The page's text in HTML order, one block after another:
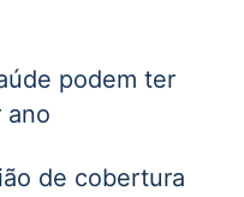
podem ter
ano
de cobertura